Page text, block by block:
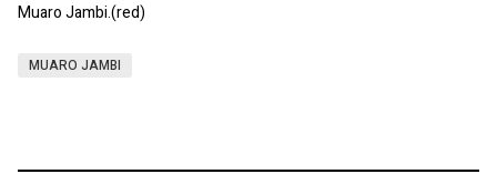
Muaro Jambi.(red)
MUARO JAMBI